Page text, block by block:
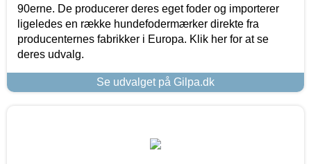
90erne. De producerer deres eget foder og importerer
ligeledes en række hundefodermærker direkte fra
producenternes fabrikker i Europa. Klik her for at se
deres udvalg.
Se udvalget på Gilpa.dk